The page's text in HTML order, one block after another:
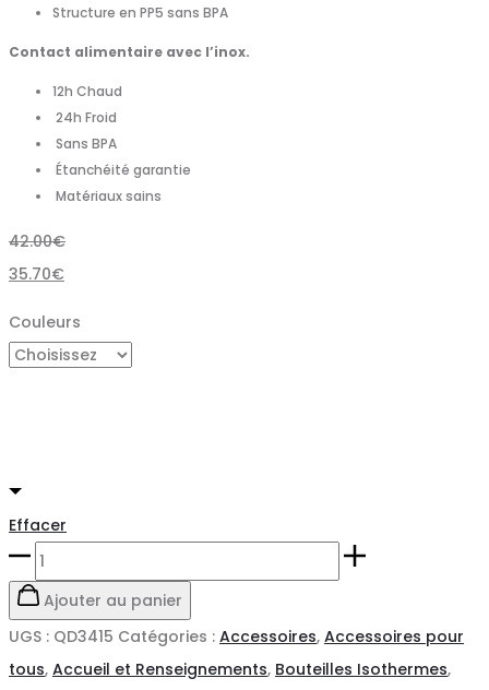
Structure en PP5 sans BPA
Contact alimentaire avec l’inox.
12h Chaud
24h Froid
Sans BPA
Étanchéité garantie
Matériaux sains
42.00€
35.70€
Couleurs
Effacer
quantité
de
Bouteille
Ajouter au panier
UGS : QD3415 Catégories : Accessoires, Accessoires pour
tous, Accueil et Renseignements, Bouteilles Isothermes,